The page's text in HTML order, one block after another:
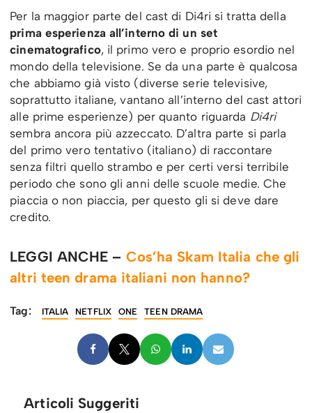
Per la maggior parte del cast di Di4ri si tratta della
prima esperienza all’interno di un set
cinematografico, il primo vero e proprio esordio nel
mondo della televisione. Se da una parte è qualcosa
che abbiamo già visto (diverse serie televisive,
soprattutto italiane, vantano all’interno del cast attori
alle prime esperienze) per quanto riguarda Di4ri
sembra ancora più azzeccato. D’altra parte si parla
del primo vero tentativo (italiano) di raccontare
senza filtri quello strambo e per certi versi terribile
periodo che sono gli anni delle scuole medie. Che
piaccia o non piaccia, per questo gli si deve dare
credito.
LEGGI ANCHE – Cos’ha Skam Italia che gli
altri teen drama italiani non hanno?
Tag: ITALIA NETFLIX ONE TEEN DRAMA
Articoli Suggeriti